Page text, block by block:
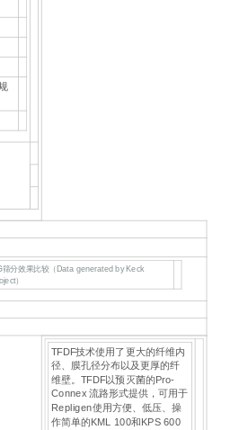
分效果比较（Data generated by Keck
）
TFDF技术使用了更大的纤维内
径、膜孔径分布以及更厚的纤
维壁。TFDF以预灭菌的Pro-
Connex 流路形式提供，可用于
Repligen使用方便、低压、操
作简单的KML 100和KPS 600